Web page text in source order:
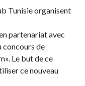
partenariat avec
concours de
Le but de ce
ce nouveau